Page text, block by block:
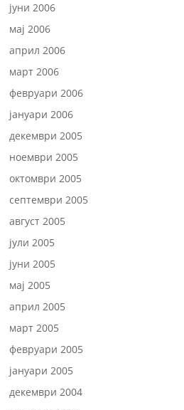
јуни 2006
мај 2006
април 2006
март 2006
февруари 2006
јануари 2006
декември 2005
ноември 2005
октомври 2005
септември 2005
август 2005
јули 2005
јуни 2005
мај 2005
април 2005
март 2005
февруари 2005
јануари 2005
декември 2004